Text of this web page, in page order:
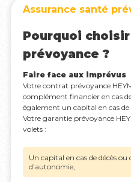
Assurance santé
Pourquoi
prévoyance ?
Faire face aux imprévus
Votre contrat prévoyance
complément financier en cas
également un capital en cas
Votre garantie prévoyance
volets :
Un capital en cas de décès
d’autonomie,